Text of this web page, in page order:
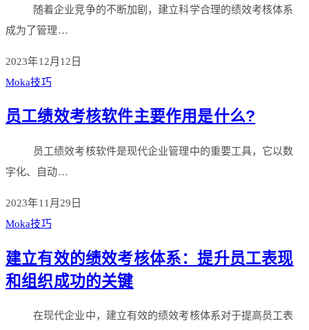
随着企业竞争的不断加剧，建立科学合理的绩效考核体系
成为了管理…
2023年12月12日
Moka技巧
员工绩效考核软件主要作用是什么?
员工绩效考核软件是现代企业管理中的重要工具，它以数
字化、自动…
2023年11月29日
Moka技巧
建立有效的绩效考核体系：提升员工表现
和组织成功的关键
在现代企业中，建立有效的绩效考核体系对于提高员工表